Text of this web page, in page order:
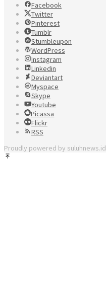
Facebook
Twitter
Pinterest
Tumblr
Stumbleupon
WordPress
Instagram
Linkedin
Deviantart
Myspace
Skype
Youtube
Picassa
Flickr
RSS
Proudly powered by suluhnews.id